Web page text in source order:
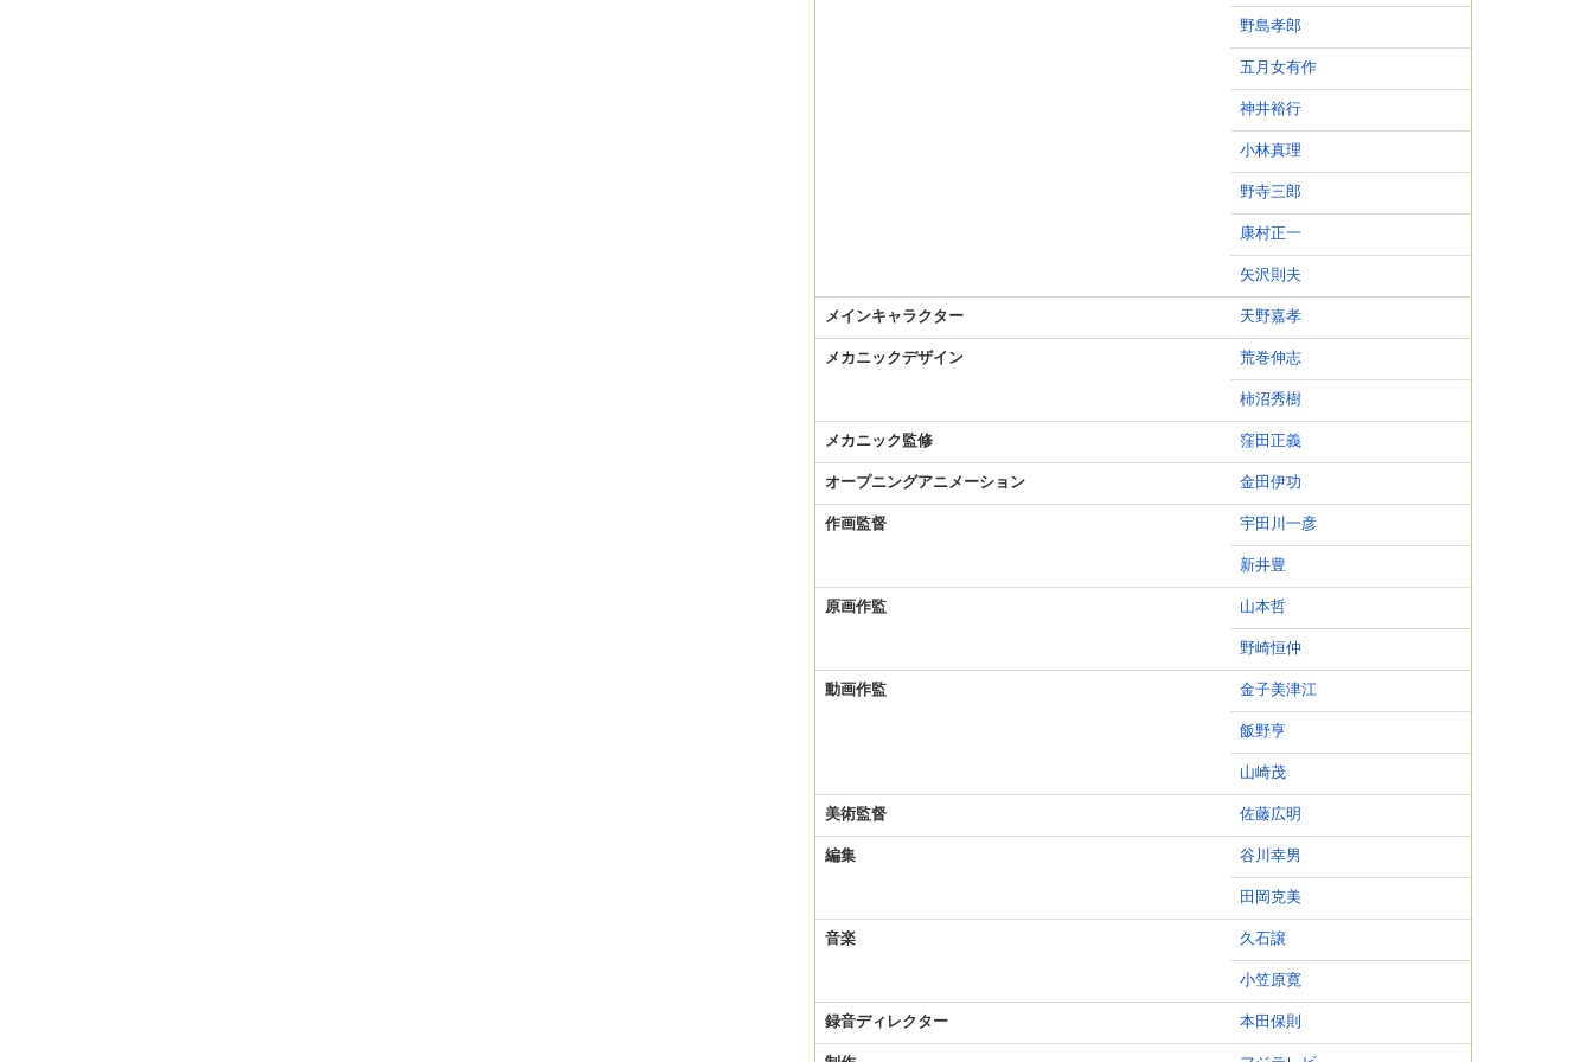
野島孝郎
五月女有作
神井裕行
小林真理
野寺三郎
康村正一
矢沢則夫
メインキャラクター 天野嘉孝
メカニックデザイン 荒巻伸志
柿沼秀樹
メカニック監修 窪田正義
オープニングアニメーション 金田伊功
作画監督 宇田川一彦
新井豊
原画作監 山本哲
野崎恒仲
動画作監 金子美津江
飯野亨
山崎茂
美術監督 佐藤広明
編集 谷川幸男
田岡克美
音楽 久石譲
小笠原寛
録音ディレクター 本田保則